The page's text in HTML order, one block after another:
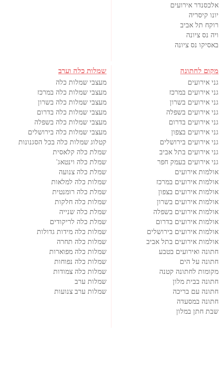
אלכסנדר אירועים
יונו קיסריה
רוקח תל אביב
ויה נס ציונה
באסיקו נס ציונה
מקום לחתונה
גני אירועים
גני אירועים במרכז
גני אירועים בשרון
גני אירועים בשפלה
גני אירועים בדרום
גני אירועים בצפון
גני אירועים בירושלים
גני אירועים בתל אביב
גני אירועים בעמק חפר
אולמות אירועים
אולמות אירועים במרכז
אולמות אירועים בצפון
אולמות אירועים בשרון
אולמות אירועים בשפלה
אולמות אירועים בדרום
אולמות אירועים בירושלים
אולמות אירועים בתל אביב
חתונה ואירועים בטבע
חתונה על הים
מקומות לחתונה קטנה
חתונה בבית מלון
חתונה עם בריכה
חתונה במסעדה
שבת חתן במלון
שמלות כלה וערב
מעצבי שמלות כלה
מעצבי שמלות כלה במרכז
מעצבי שמלות כלה בשרון
מעצבי שמלות כלה בדרום
מעצבי שמלות כלה בשפלה
מעצבי שמלות כלה בירושלים
קטלוג שמלות כלה בכל הסגנונות
שמלת כלה קלאסית
שמלת כלה וינטאג'
שמלת כלה צנועה
שמלות כלה למלאות
שמלת כלה רומנטית
שמלות כלה חלקות
שמלת כלה שנייה
שמלת כלה לריקודים
שמלות כלה מידות גדולות
שמלות כלה תחרה
שמלות כלה מפוארות
שמלות כלה נפוחות
שמלות כלה צמודות
שמלות ערב
שמלות ערב צנועות